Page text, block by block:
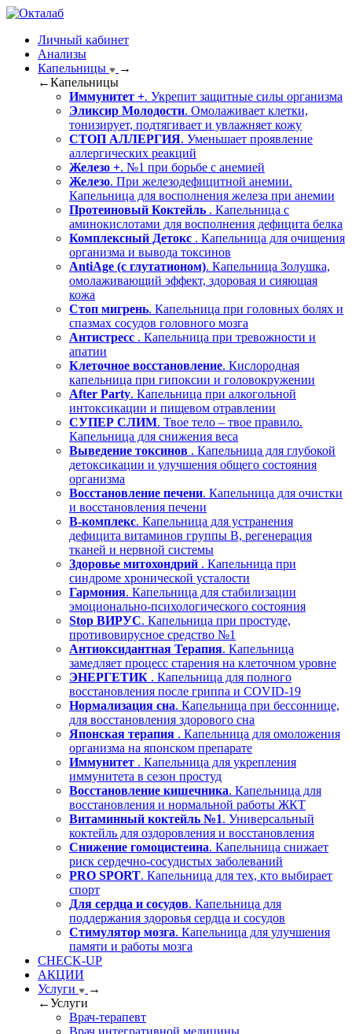
Личный кабинет
Анализы
Капельницы
→
←Капельницы
Иммунитет +. Укрепит защитные силы организма
Эликсир Молодости. Омолаживает клетки,
тонизирует, подтягивает и увлажняет кожу
СТОП АЛЛЕРГИЯ. Уменьшает проявление
аллергических реакций
Железо +. №1 при борьбе с анемией
Железо. При железодефицитной анемии.
Капельница для восполнения железа при анемии
Протеиновый Коктейль . Капельница с
аминокислотами для восполнения дефицита белка
Комплексный Детокс . Капельница для очищения
организма и вывода токсинов
AntiAge (с глутатионом). Капельница Золушка,
омолаживающий эффект, здоровая и сияющая
кожа
Стоп мигрень. Капельница при головных болях и
спазмах сосудов головного мозга
Антистресс . Капельница при тревожности и
апатии
Клеточное восстановление. Кислородная
капельница при гипоксии и головокружении
After Party. Капельница при алкогольной
интоксикации и пищевом отравлении
СУПЕР СЛИМ. Твое тело – твое правило.
Капельница для снижения веса
Выведение токсинов . Капельница для глубокой
детоксикации и улучшения общего состояния
организма
Восстановление печени. Капельница для очистки
и восстановления печени
В-комплекс. Капельница для устранения
дефицита витаминов группы В, регенерация
тканей и нервной системы
Здоровье митохондрий . Капельница при
синдроме хронической усталости
Гармония. Капельница для стабилизации
эмоционально-психологического состояния
Stop ВИРУС. Капельница при простуде,
противовирусное средство №1
Антиоксидантная Терапия. Капельница
замедляет процесс старения на клеточном уровне
ЭНЕРГЕТИК . Капельница для полного
восстановления после гриппа и COVID-19
Нормализация сна. Капельница при бессоннице,
для восстановления здорового сна
Японская терапия . Капельница для омоложения
организма на японском препарате
Иммунитет . Капельница для укрепления
иммунитета в сезон простуд
Восстановление кишечника. Капельница для
восстановления и нормальной работы ЖКТ
Витаминный коктейль №1. Универсальный
коктейль для оздоровления и восстановления
Снижение гомоцистеина. Капельница снижает
риск сердечно-сосудистых заболеваний
PRO SPORT. Капельница для тех, кто выбирает
спорт
Для сердца и сосудов. Капельница для
поддержания здоровья сердца и сосудов
Стимулятор мозга. Капельница для улучшения
памяти и работы мозга
CHECK-UP
АКЦИИ
Услуги
→
←Услуги
Врач-терапевт
Врач интегративной медицины